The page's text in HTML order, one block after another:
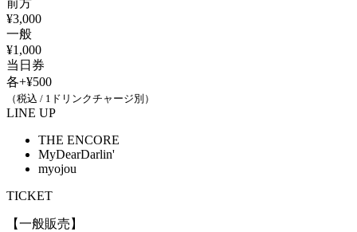
前方
¥3,000
一般
¥1,000
当日券
各+¥500
（税込 / 1ドリンクチャージ別）
LINE UP
THE ENCORE
MyDearDarlin'
myojou
TICKET
【一般販売】